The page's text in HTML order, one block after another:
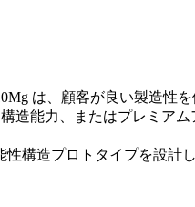
は、顧客が良い製造性
造能力、またはプレミア
構造プロトタイプを設計